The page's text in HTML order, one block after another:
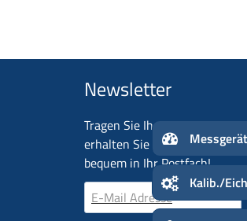
Newsletter
Tragen Sie Ihre E-Mail-
erhalten Sie aktuelle
bequem in Ihr Postfach!